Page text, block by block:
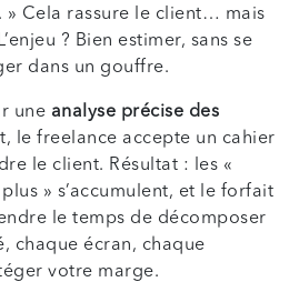
» Cela rassure le client… mais
? Bien estimer, sans se
dans un gouffre.
une analyse précise des
le freelance accepte un cahier
le client. Résultat : les «
» s’accumulent, et le forfait
le temps de décomposer
chaque écran, chaque
votre marge.